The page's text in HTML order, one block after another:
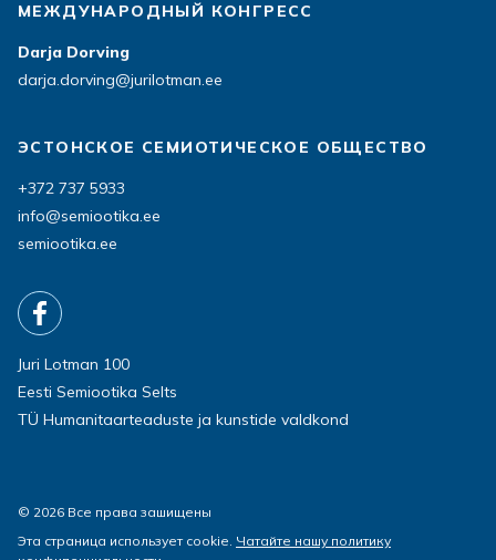
МЕЖДУНАРОДНЫЙ КОНГРЕСС
Darja Dorving
darja.dorving@jurilotman.ee
ЭСТОНСКОЕ СЕМИОТИЧЕСКОЕ ОБЩЕСТВО
+372 737 5933
info@semiootika.ee
semiootika.ee
Juri Lotman 100
Eesti Semiootika Selts
TÜ Humanitaarteaduste ja kunstide valdkond
© 2026 Все права зашищены
Эта страница использует cookie. Чатайте нашу политику